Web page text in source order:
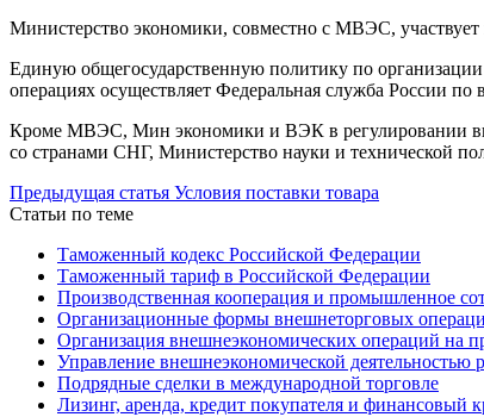
Министерство экономики, совместно с МВЭС,
Единую общегосударственную политику по
операциях осуществляет Федеральная служба России
Кроме МВЭС, Мин экономики и ВЭК в регулировании
со странами СНГ, Министерство науки и технической
Предыдущая статья Условия поставки товара
Статьи по теме
Таможенный кодекс Российской Федерации
Таможенный тариф в Российской Федерации
Производственная кооперация и промышленное
Организационные формы внешнеторговых
Организация внешнеэкономических операций на
Управление внешнеэкономической деятельностью
Подрядные сделки в международной торговле
Лизинг, аренда, кредит покупателя и финансовый